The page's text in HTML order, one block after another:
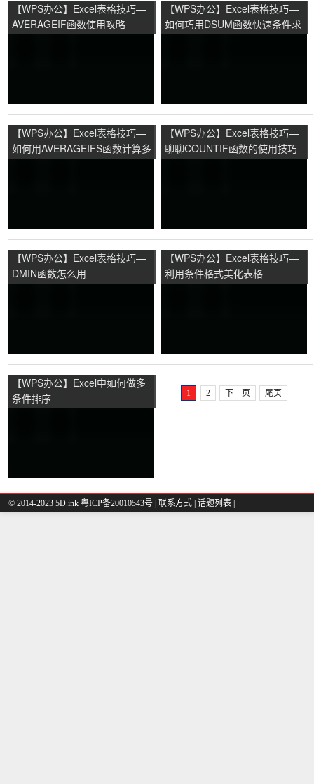
【WPS办公】Excel表格技巧—
AVERAGEIF函数使用攻略
【WPS办公】Excel表格技巧—
如何巧用DSUM函数快速条件求
和
【WPS办公】Excel表格技巧—
如何用AVERAGEIFS函数计算多
【WPS办公】Excel表格技巧—
聊聊COUNTIF函数的使用技巧
【WPS办公】Excel表格技巧—
DMIN函数怎么用
【WPS办公】Excel表格技巧—
利用条件格式美化表格
【WPS办公】Excel中如何做多
条件排序
1 2 下一页 尾页
© 2014-2023 5D.ink 粤ICP备20010543号 联系方式 话题列表